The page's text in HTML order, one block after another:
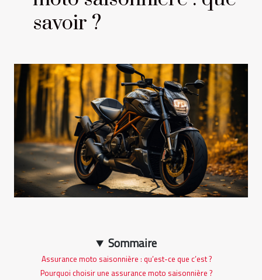
savoir ?
Sommaire
Assurance moto saisonnière : qu’est-ce que c’est ?
Pourquoi choisir une assurance moto saisonnière ?